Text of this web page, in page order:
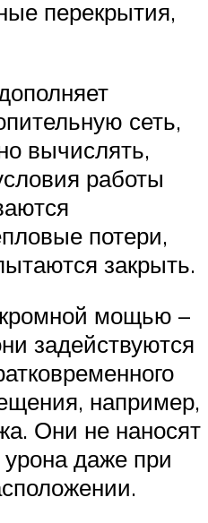
перекрытия,
сеть,
вычислять,
работы
потери,
закрыть.
мощью –
задействуются
например,
Они не наносят
урона даже при